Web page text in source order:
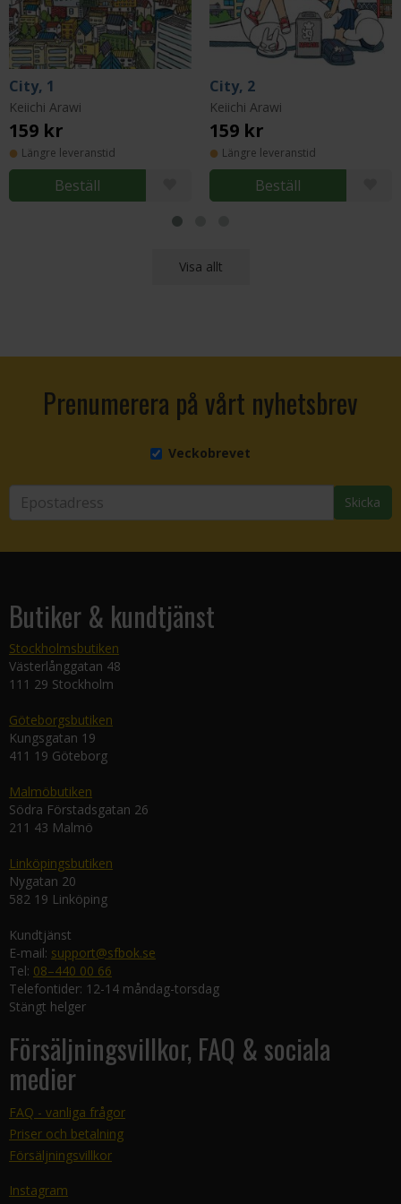
City, 1
Keiichi Arawi
159 kr
Längre leveranstid
Beställ
City, 2
Keiichi Arawi
159 kr
Längre leveranstid
Beställ
Visa allt
Prenumerera på vårt nyhetsbrev
Veckobrevet
Skicka
Butiker & kundtjänst
Stockholmsbutiken
Västerlånggatan 48
111 29 Stockholm
Göteborgsbutiken
Kungsgatan 19
411 19 Göteborg
Malmöbutiken
Södra Förstadsgatan 26
211 43 Malmö
Linköpingsbutiken
Nygatan 20
582 19 Linköping
Kundtjänst
E-mail: support@sfbok.se
Tel: 08–440 00 66
Telefontider: 12-14 måndag-torsdag
Stängt helger
Försäljningsvillkor, FAQ & sociala
medier
FAQ - vanliga frågor
Priser och betalning
Försäljningsvillkor
Instagram